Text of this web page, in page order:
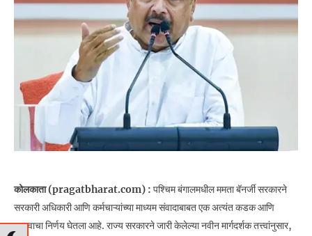
कोलकाता (pragatbharat.com) : पश्चिम बंगालमधील ममता बॅनर्जी सरकारने
सरकारी अधिकारी आणि कर्मचाऱ्यांच्या माध्यम संवादाबाबत एक अत्यंत कडक आणि
महत्त्वाचा निर्णय घेतला आहे. राज्य सरकारने जारी केलेल्या नवीन मार्गदर्शक तत्त्वांनुसार,